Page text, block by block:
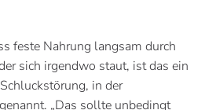
feste Nahrung langsam durch
sich irgendwo staut, ist das ein
in der
„Das sollte unbedingt